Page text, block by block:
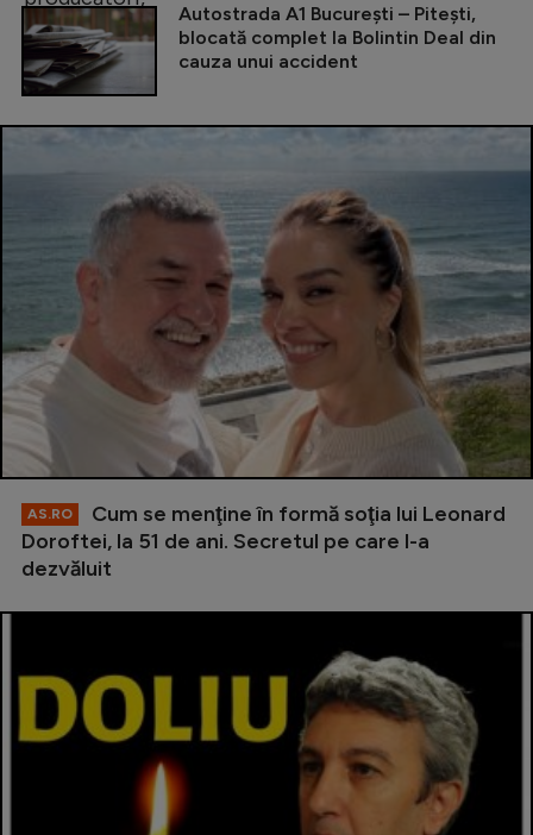
Autostrada A1 București – Pitești,
blocată complet la Bolintin Deal din
cauza unui accident
AS.RO
Cum se menţine în formă soţia lui Leonard
Doroftei, la 51 de ani. Secretul pe care l-a
dezvăluit